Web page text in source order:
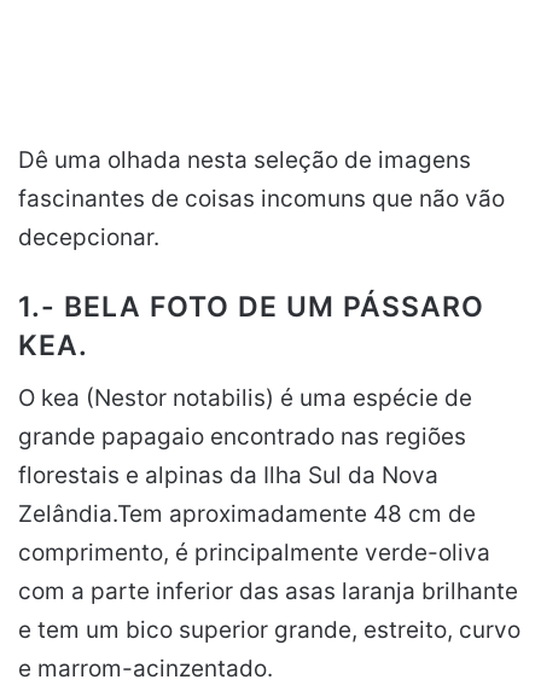
Dê uma olhada nesta seleção de imagens
fascinantes de coisas incomuns que não vão
decepcionar.
1.- BELA FOTO DE UM PÁSSARO
KEA.
O kea (Nestor notabilis) é uma espécie de
grande papagaio encontrado nas regiões
florestais e alpinas da Ilha Sul da Nova
Zelândia.Tem aproximadamente 48 cm de
comprimento, é principalmente verde-oliva
com a parte inferior das asas laranja brilhante
e tem um bico superior grande, estreito, curvo
e marrom-acinzentado.